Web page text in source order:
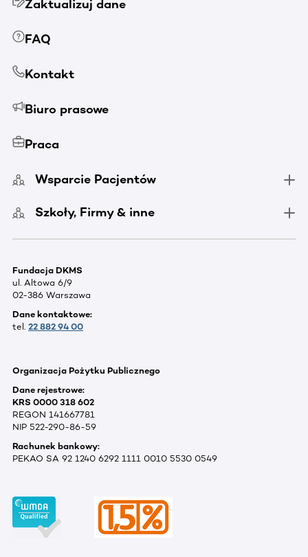
Zaktualizuj dane
FAQ
Kontakt
Biuro prasowe
Praca
Wsparcie Pacjentów
Szkoły, Firmy & inne
Fundacja DKMS
ul. Altowa 6/9
02-386 Warszawa
Dane kontaktowe:
tel. 22 882 94 00
Organizacja Pożytku Publicznego
Dane rejestrowe:
KRS 0000 318 602
REGON 141667781
NIP 522-290-86-59
Rachunek bankowy:
PEKAO SA 92 1240 6292 1111 0010 5530 0549